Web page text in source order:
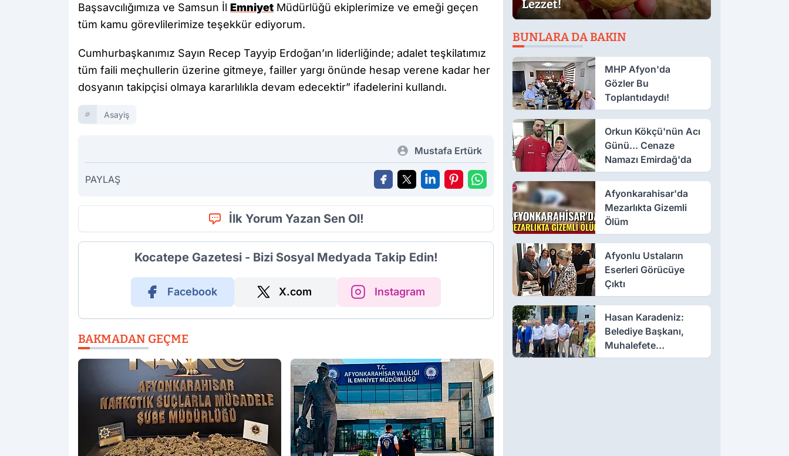
Başsavcılığımıza ve Samsun İl Emniyet Müdürlüğü ekiplerimize ve emeği geçen
tüm kamu görevlilerimize teşekkür ediyorum.
Cumhurbaşkanımız Sayın Recep Tayyip Erdoğan’ın liderliğinde; adalet teşkilatımız
tüm faili meçhullerin üzerine gitmeye, failler yargı önünde hesap verene kadar her
dosyanın takipçisi olmaya kararlılıkla devam edecektir” ifadelerini kullandı.
Asayiş
Mustafa Ertürk
PAYLAŞ
İlk Yorum Yazan Sen Ol!
Kocatepe Gazetesi - Bizi Sosyal Medyada Takip Edin!
Facebook X.com Instagram
BAKMADAN GEÇME
Lezzet!
BUNLARA DA BAKIN
MHP Afyon'da
Gözler Bu
Toplantıdaydı!
Orkun Kökçü'nün Acı
Günü... Cenaze
Namazı Emirdağ'da
Afyonkarahisar'da
Mezarlıkta Gizemli
Ölüm
Afyonlu Ustaların
Eserleri Görücüye
Çıktı
Hasan Karadeniz:
Belediye Başkanı,
Muhalefete
Tahammül Edemiyor